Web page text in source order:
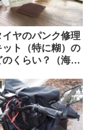
イヤのパンク修理
ト（特に糊）の
くらい？（海外